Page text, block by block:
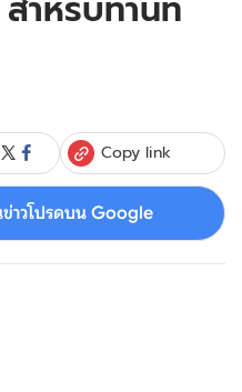
Copy link
าวโปรดบน Google